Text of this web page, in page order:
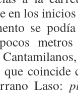
en los
se
coincide
Laso: